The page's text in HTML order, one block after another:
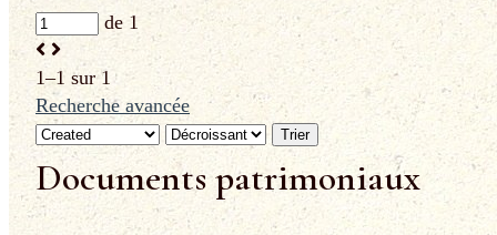
de 1
1–1 sur 1
Recherche avancée
Trier
Documents patrimoniaux